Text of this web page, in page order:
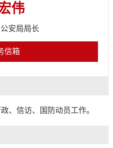
伟
安局局长
信箱
、信访、国防动员工作。